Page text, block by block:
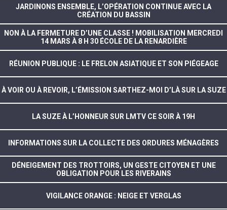
JARDINONS ENSEMBLE, L’OPÉRATION CONTINUE AVEC LA
CRÉATION DU BASSIN
NON À LA FERMETURE D’UNE CLASSE ! MOBILISATION MERCREDI
14 MARS À 8 H 30 ÉCOLE DE LA RENARDIÈRE
RÉUNION PUBLIQUE : LE FRELON ASIATIQUE ET SON PIÉGEAGE
À VOIR OU À REVOIR, L’ÉMISSION SARTHEZ-MOI D’LÀ SUR LA SUZE
LA SUZE À L’HONNEUR SUR LMTV CE SOIR À 19H
INFORMATIONS SUR LA COLLECTE DES ORDURES MÉNAGÈRES
DÉNEIGEMENT DES TROTTOIRS, UN GESTE CITOYEN ET UNE
OBLIGATION POUR LES RIVERAINS
VIGILANCE ORANGE : NEIGE ET VERGLAS